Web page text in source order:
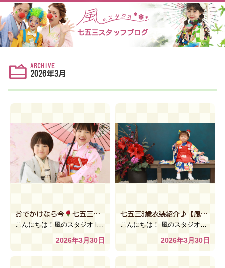
七五三スタッフブログ
ARCHIVE
2026年3月
おでかけなら今 七五三撮影 ️【風のスタジオle lien 川越 ウ
2026年3月30日
七五三3歳衣装紹介♪【風のスタジオ インターパーク 宇都宮】
2026年3月30日